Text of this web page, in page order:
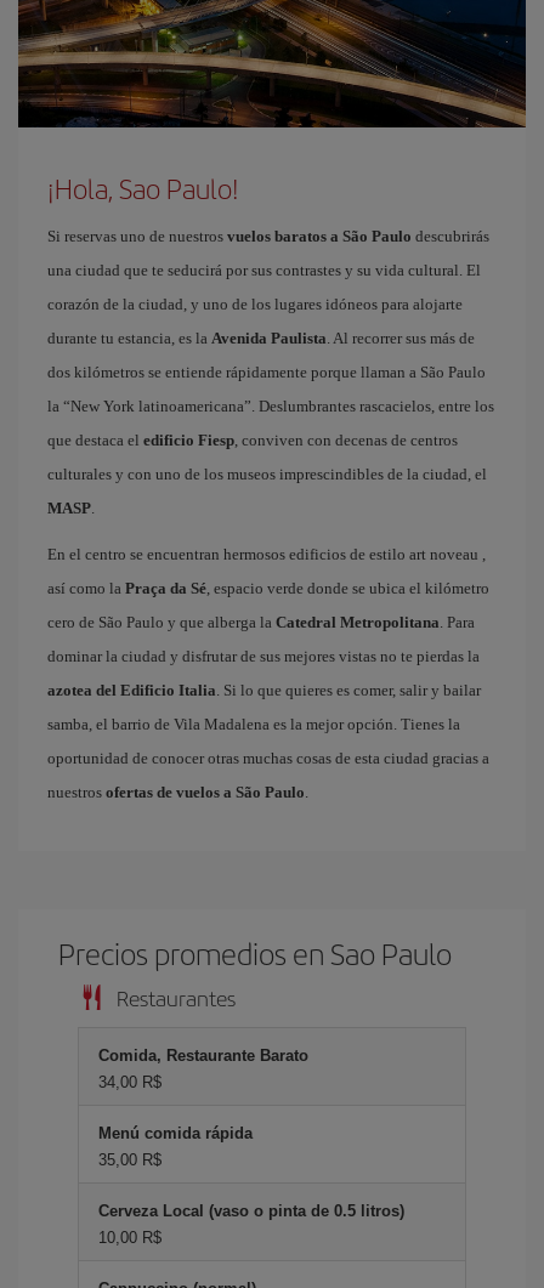
¡Hola, Sao Paulo!
Si reservas uno de nuestros vuelos baratos a São Paulo descubrirás
una ciudad que te seducirá por sus contrastes y su vida cultural. El
corazón de la ciudad, y uno de los lugares idóneos para alojarte
durante tu estancia, es la Avenida Paulista. Al recorrer sus más de
dos kilómetros se entiende rápidamente porque llaman a São Paulo
la “New York latinoamericana”. Deslumbrantes rascacielos, entre los
que destaca el edificio Fiesp, conviven con decenas de centros
culturales y con uno de los museos imprescindibles de la ciudad, el
MASP.
En el centro se encuentran hermosos edificios de estilo art noveau ,
así como la Praça da Sé, espacio verde donde se ubica el kilómetro
cero de São Paulo y que alberga la Catedral Metropolitana. Para
dominar la ciudad y disfrutar de sus mejores vistas no te pierdas la
azotea del Edificio Italia. Si lo que quieres es comer, salir y bailar
samba, el barrio de Vila Madalena es la mejor opción. Tienes la
oportunidad de conocer otras muchas cosas de esta ciudad gracias a
nuestros ofertas de vuelos a São Paulo.
Precios promedios en Sao Paulo
Restaurantes
Comida, Restaurante Barato
34,00 R$
Menú comida rápida
35,00 R$
Cerveza Local (vaso o pinta de 0.5 litros)
10,00 R$